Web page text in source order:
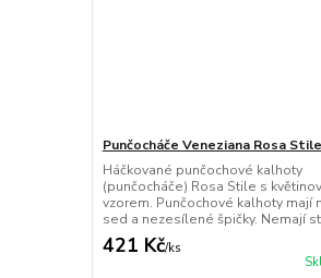
Punčocháče Veneziana Rosa Stile
Háčkované punčochové kalhoty
(punčocháče) Rosa Stile s
vzorem. Punčochové kalhoty mají
sed a nezesílené špičky. Nemají
421 Kč/ks